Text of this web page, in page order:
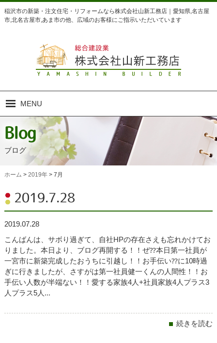
稲沢市の新築・注文住宅・リフォームなら株式会社山新工務店｜愛知県,名古屋
市,北名古屋市,あま市の他、広域のお客様にご指示いただいています
MENU
Home
ホーム
Concept
山新の家づくり
Business
業務内容
Works
施工事例
Staff
スタッフ紹介
About Us
Blog
ブログ
ホーム > 2019年> 7月
2019.7.28
2019.07.28
こんばんは、サボり過ぎて、自社HPの存在さえも忘れかけてお
りました。本日より、ブログ再開する！！ぜ⁇本日第一社員が
一宮市に新築完成したおうちに引越し！！お手伝い⁇に10時過
ぎに行きましたが、さすがは第一社員健一くんの人間性！！お
手伝い人数が半端ない！！愛する家族4人+社員家族4人プラス3
人プラス5人...
続きを読む